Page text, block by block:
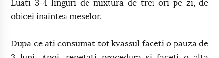
Luati 3-4 linguri de mixtura de trei ori pe zi, de
obicei inaintea meselor.
Dupa ce ati consumat tot kvassul faceti o pauza de